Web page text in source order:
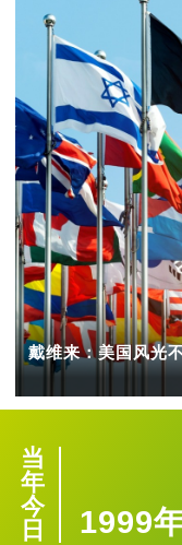
戴维来：美国风光
当
年
今
日
1999